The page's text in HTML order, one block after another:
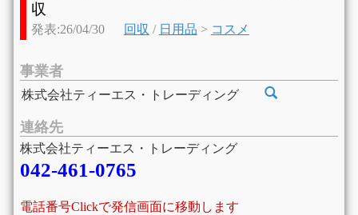
収
発表:26/04/30 回収 / 日用品 > コスメ
事業者
株式会社ティーエス・トレーディング
連絡先
株式会社ティーエス・トレーディング
042-461-0765
電話番号Clickで発信画面に移動します